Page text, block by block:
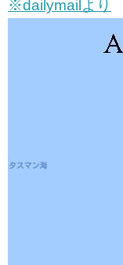
※dailymailより